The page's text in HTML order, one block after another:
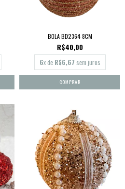
BOLA BD2364 8CM
R$40,00
6x de R$6,67 sem juros